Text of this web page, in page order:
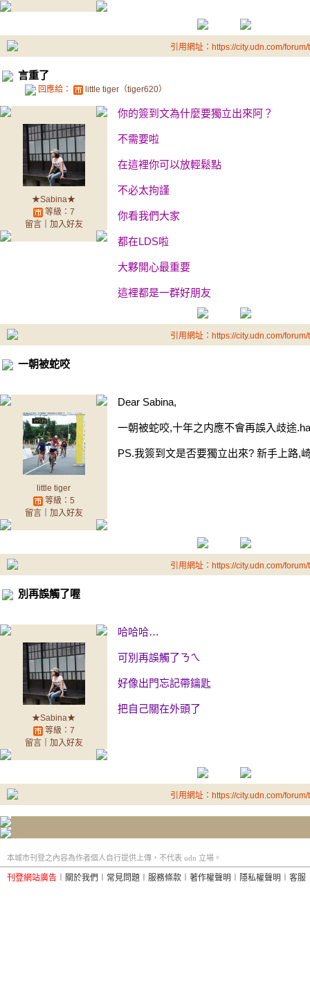
引用網址：https://city.udn.com/
言重了
回應給： little tiger（tiger620）
★Sabina★
等級：7
留言｜ 加入好友
你的簽到文為什麼要獨立出來阿？
不需要啦
在這裡你可以放輕鬆點
不必太拘謹
你看我們大家
都在LDS啦
大夥開心最重要
這裡都是一群好朋友
引用網址：https://city.udn.com/
一朝被蛇咬
little tiger
等級：5
留言｜ 加入好友
Dear Sabina,
一朝被蛇咬,十年之内應不會再誤入歧途
PS.我簽到文是否要獨立出來? 新手上路,
引用網址：https://city.udn.com/
別再誤觸了喔
★Sabina★
等級：7
留言｜ 加入好友
哈哈哈…
可別再誤觸了ㄋㄟ
好像出門忘記帶鑰匙
把自己關在外頭了
引用網址：https://city.udn.com/
本城市刊登之內容為作者個人自行提供上傳，不代表 udn 立場。
刊登網站廣告 關於我們 常見問題 服務條款 著作權聲明 隱私權聲明 客服